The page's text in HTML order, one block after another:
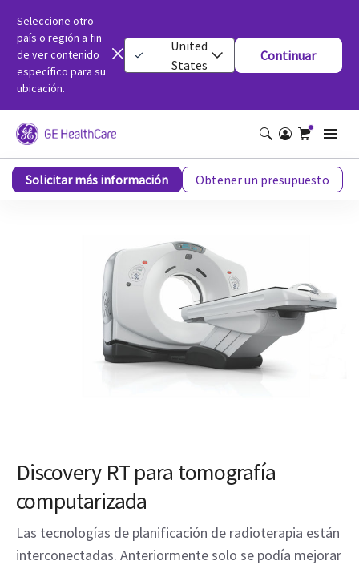
Seleccione otro
país o región a fin
de ver contenido
específico para su
ubicación.
United
States
Continuar
Discovery RT para tomografía computarizada
Solicitar más información Obtener un presupuesto
Discovery RT para tomografía
computarizada
Las tecnologías de planificación de radioterapia están
interconectadas. Anteriormente solo se podía mejorar